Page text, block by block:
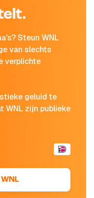
Steun WNL
van slechts
verplichte
geluid te
WNL zijn publieke